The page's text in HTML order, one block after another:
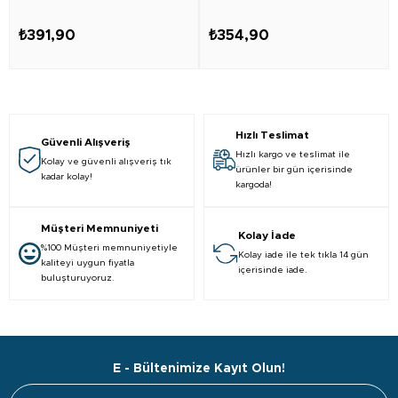
₺391,90 ₺354,90
Güvenli Alışveriş
Kolay ve güvenli alışveriş tık
kadar kolay!
Hızlı Teslimat
Hızlı kargo ve teslimat ile
ürünler bir gün içerisinde
kargoda!
Müşteri Memnuniyeti
%100 Müşteri memnuniyetiyle
kaliteyi uygun fiyatla
buluşturuyoruz.
Kolay İade
Kolay iade ile tek tıkla 14 gün
içerisinde iade.
E - Bültenimize Kayıt Olun!